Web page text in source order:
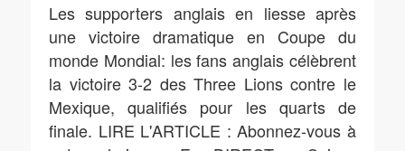
Les supporters anglais en liesse après
une victoire dramatique en Coupe du
monde Mondial: les fans anglais célèbrent
la victoire 3-2 des Three Lions contre le
Mexique, qualifiés pour les quarts de
finale. LIRE L'ARTICLE : Abonnez-vous à